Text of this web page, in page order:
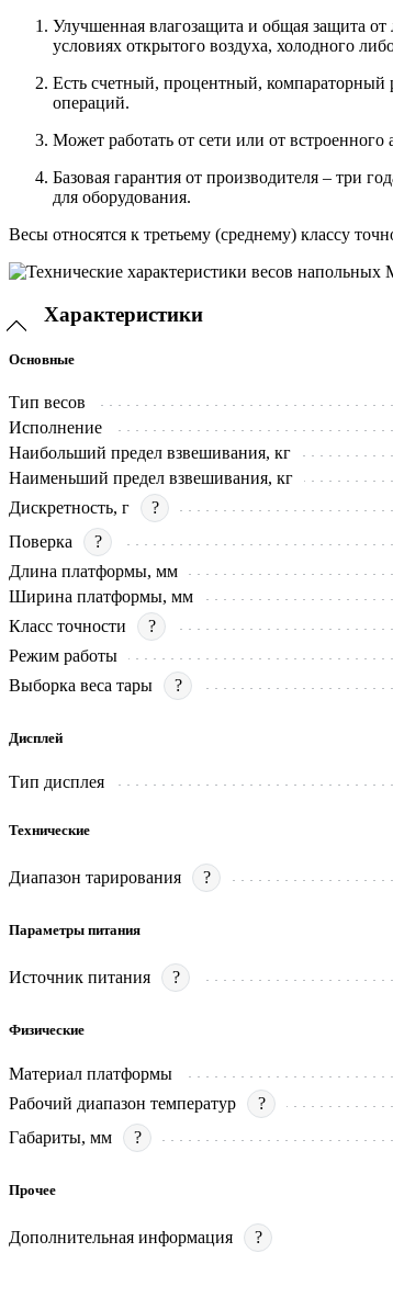
Улучшенная влагозащита и общая защита
условиях открытого воздуха, холодного
Есть счетный, процентный, компараторный
операций.
Может работать от сети или от встроенного
Базовая гарантия от производителя – три
для оборудования.
Весы относятся к третьему (среднему) классу
Характеристики
Основные
Тип весов
Исполнение
Наибольший предел взвешивания, кг
Наименьший предел взвешивания, кг
Дискретность, г
?
Поверка
?
Длина платформы, мм
Ширина платформы, мм
Класс точности
?
Режим работы
Выборка веса тары
?
Дисплей
Тип дисплея
Технические
Диапазон тарирования ?
Параметры питания
Источник питания ?
Физические
Материал платформы
Рабочий диапазон температур
?
Габариты, мм
?
Прочее
Дополнительная информация
?